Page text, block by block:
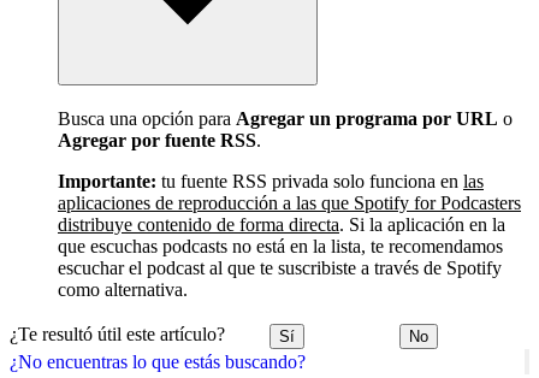
¿No encuentras lo que estás buscando?
Busca una opción para Agregar un programa por URL o
Agregar por fuente RSS.
Importante: tu fuente RSS privada solo funciona en las
aplicaciones de reproducción a las que Spotify for Podcasters
distribuye contenido de forma directa. Si la aplicación en la
que escuchas podcasts no está en la lista, te recomendamos
escuchar el podcast al que te suscribiste a través de Spotify
como alternativa.
¿Te resultó útil este artículo? Sí No